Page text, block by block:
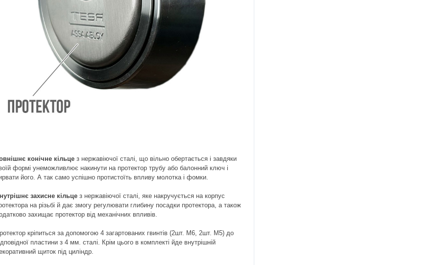
конічне кільце з нержавіючої сталі, що вільно обертається і завдяки
формі унеможливлює накинути на протектор трубу або балонний ключ і
його. А так само успішно протистоїть впливу молотка і фомки.
захисне кільце з нержавіючої сталі, яке накручується на корпус
на різьбі й дає змогу регулювати глибину посадки протектора, а також
захищає протектор від механічних впливів.
кріпиться за допомогою 4 загартованих гвинтів (2шт. М6, 2шт. М5) до
пластини з 4 мм. сталі. Крім цього в комплекті йде внутрішній
щиток під циліндр.